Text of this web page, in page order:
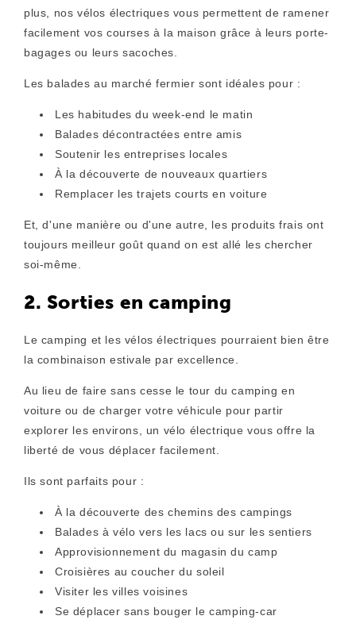
plus, nos vélos électriques vous permettent de ramener
facilement vos courses à la maison grâce à leurs porte-
bagages ou leurs sacoches.
Les balades au marché fermier sont idéales pour :
Les habitudes du week-end le matin
Balades décontractées entre amis
Soutenir les entreprises locales
À la découverte de nouveaux quartiers
Remplacer les trajets courts en voiture
Et, d'une manière ou d'une autre, les produits frais ont
toujours meilleur goût quand on est allé les chercher
soi-même.
2. Sorties en camping
Le camping et les vélos électriques pourraient bien être
la combinaison estivale par excellence.
Au lieu de faire sans cesse le tour du camping en
voiture ou de charger votre véhicule pour partir
explorer les environs, un vélo électrique vous offre la
liberté de vous déplacer facilement.
Ils sont parfaits pour :
À la découverte des chemins des campings
Balades à vélo vers les lacs ou sur les sentiers
Approvisionnement du magasin du camp
Croisières au coucher du soleil
Visiter les villes voisines
Se déplacer sans bouger le camping-car